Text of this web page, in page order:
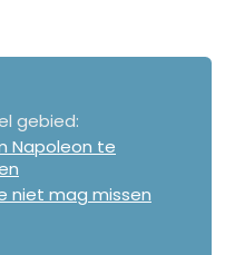
gebied:
Napoleon te
niet mag missen